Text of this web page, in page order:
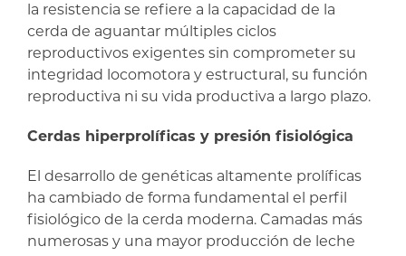
la resistencia se refiere a la capacidad de la
cerda de aguantar múltiples ciclos
reproductivos exigentes sin comprometer su
integridad locomotora y estructural, su función
reproductiva ni su vida productiva a largo plazo.
Cerdas hiperprolíficas y presión fisiológica
El desarrollo de genéticas altamente prolíficas
ha cambiado de forma fundamental el perfil
fisiológico de la cerda moderna. Camadas más
numerosas y una mayor producción de leche